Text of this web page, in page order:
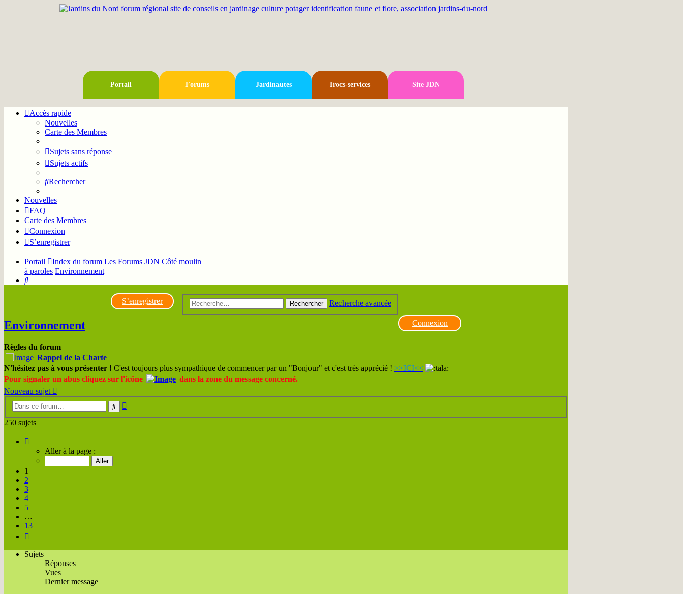
Portail Forums Jardinautes Trocs-services Site JDN
Accès rapide
Nouvelles
Carte des Membres
Sujets sans réponse
Sujets actifs
Rechercher
Nouvelles
FAQ
Carte des Membres
Connexion
S’enregistrer
Portail Index du forum Les Forums JDN Côté moulin
à paroles Environnement
Rechercher
S’enregistrer Rechercher Recherche avancée
Connexion
Environnement
Règles du forum
Rappel de la Charte
N'hésitez pas à vous présenter ! C'est toujours plus sympathique de commencer par un "Bonjour" et c'est très apprécié ! >>ICI<<
Pour signaler un abus cliquez sur l'icône
dans la zone du message concerné.
Nouveau sujet
Rechercher
250 sujets
sur
Aller à la page :
1
2
3
4
5
…
13
Sujets
Réponses
Vues
Dernier message